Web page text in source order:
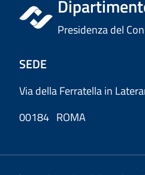
Presidenza del
SEDE
Via della Ferratella in
00184 ROMA